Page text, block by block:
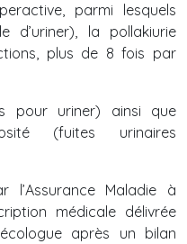
parmi lesquels
d’uriner), la pollakiurie
plus de 8 fois par
pour uriner) ainsi que
(fuites urinaires
l’Assurance Maladie à
médicale délivrée
après un bilan